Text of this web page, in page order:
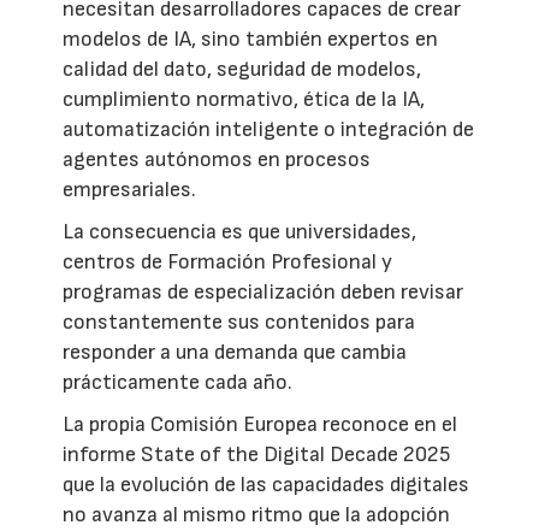
necesitan desarrolladores capaces de crear
modelos de IA, sino también expertos en
calidad del dato, seguridad de modelos,
cumplimiento normativo, ética de la IA,
automatización inteligente o integración de
agentes autónomos en procesos
empresariales.
La consecuencia es que universidades,
centros de Formación Profesional y
programas de especialización deben revisar
constantemente sus contenidos para
responder a una demanda que cambia
prácticamente cada año.
La propia Comisión Europea reconoce en el
informe State of the Digital Decade 2025
que la evolución de las capacidades digitales
no avanza al mismo ritmo que la adopción